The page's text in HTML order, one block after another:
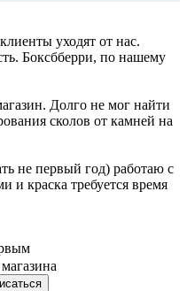
уходят от нас.
Боксбберри, по нашему
Долго не мог найти
сколов от камней на
не первый год) работаю с
краска требуется время